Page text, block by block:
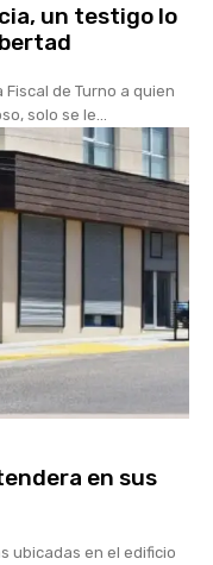
un testigo lo
de Turno a quien
solo se le...
en sus
ubicadas en el edificio